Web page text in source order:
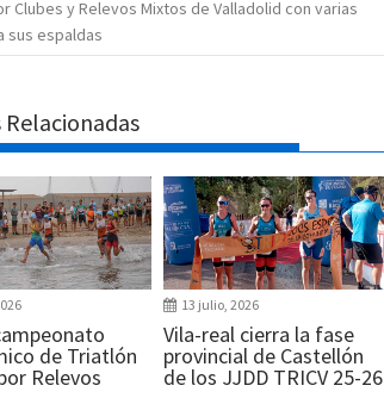
Clubes y Relevos Mixtos de Valladolid con varias
sus espaldas
de Triatlón
Relevos
13 julio, 2026
Vila-real cierra la fase
provincial de Castellón
de los JJDD TRICV 25-26